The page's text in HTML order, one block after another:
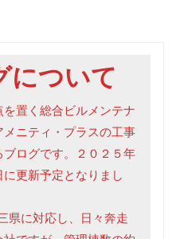
について
置く総合ビルメンテナ
ニティ・プラスの工事
ログです。２０２５年
更新予定となりまし
に対応し、日々奔走